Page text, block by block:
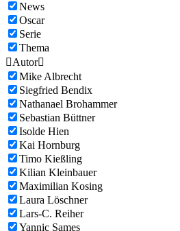
News
Oscar
Serie
Thema
Autor
Mike Albrecht
Siegfried Bendix
Nathanael Brohammer
Sebastian Büttner
Isolde Hien
Kai Hornburg
Timo Kießling
Kilian Kleinbauer
Maximilian Kosing
Laura Löschner
Lars-C. Reiher
Yannic Sames